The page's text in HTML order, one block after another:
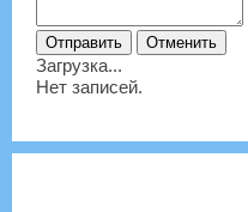
Загрузка...
Нет записей.